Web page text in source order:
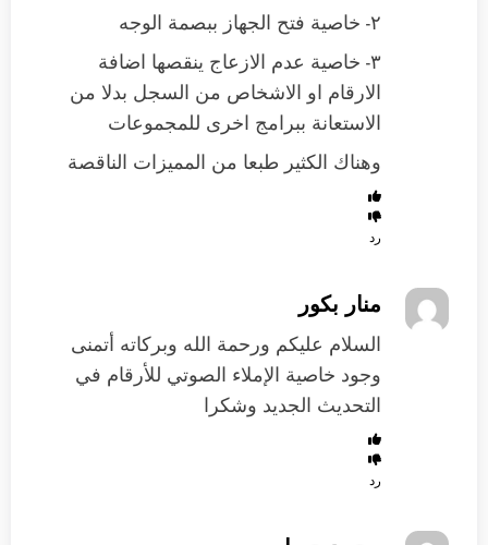
٢- خاصية فتح الجهاز ببصمة الوجه
٣- خاصية عدم الازعاج ينقصها اضافة
الارقام او الاشخاص من السجل بدلا من
الاستعانة ببرامج اخرى للمجموعات
وهناك الكثير طبعا من المميزات الناقصة
رد
منار بكور
السلام عليكم ورحمة الله وبركاته أتمنى
وجود خاصية الإملاء الصوتي للأرقام في
التحديث الجديد وشكرا
رد